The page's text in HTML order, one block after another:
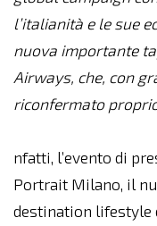
l’italianità e le sue
nuova importante
Airways, che, con
riconfermato
nfatti, l’evento di
Portrait Milano, il
destination lifestyle